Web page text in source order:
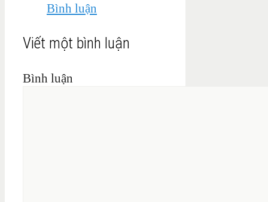
Bình luận
Viết một bình luận
Bình luận